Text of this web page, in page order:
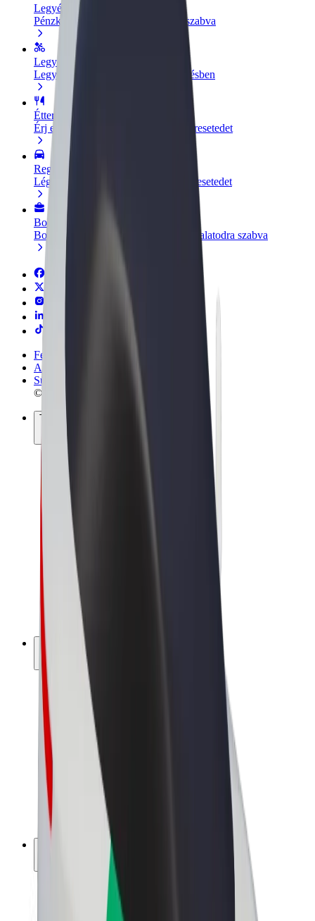
Legyél sofőr
Pénzkereseti lehetőség igényeidre szabva
Legyél futár
Legyél futár és részesülj heti kifizetésben
Étterem vagy üzlet hozzáadása
Érj el több felhasználót és növeld keresetedet
Regisztrálj flottatulajdonosként
Légy Bolt flottapartner és növeld keresetedet
Bolt for Business
Bolt termékek és szolgáltatások a vállalatodra szabva
Felhasználási feltételek
Adatvédelem
Sütik
© 2026 Bolt Technology OÜ
Termékek
Utazás
Rollerek
Bolt Market
Bolt Food
Bolt Drive
Bolt cégeknek
E-kerékpárok
Bolt Plus
Keress a Bolttal
Sofőrök
Sofőr kereset
Futárok
Futár kereset
Bolt Food kereskedők
Franchise-ok